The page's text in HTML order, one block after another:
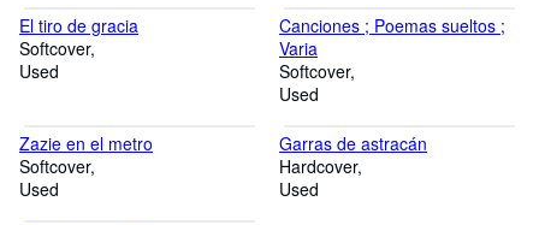
Help
CLOSE
El tiro de gracia
Softcover
Used
Canciones ; Poemas sueltos ;
Varia
Softcover
Used
Zazie en el metro
Softcover
Used
Garras de astracán
Hardcover
Used